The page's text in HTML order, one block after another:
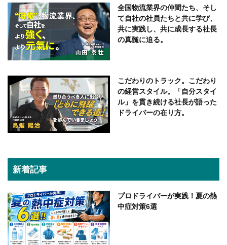
全国物流業界の仲間たち、そし
て自社の社員たちと共に学び、
共に実践し、共に成長する社長
の真髄に迫る。
こだわりのトラック。こだわり
の経営スタイル。「自分スタイ
ル」を貫き続ける社長が語った
ドライバーの在り方。
新着記事
プロドライバーが実践！夏の熱
中症対策6選